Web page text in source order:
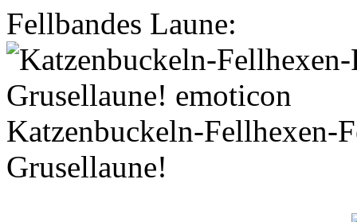
Fellbandes Laune:
Katzenbuckeln-Fellhexen-
Grusellaune!